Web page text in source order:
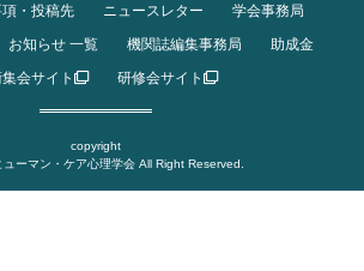
・投稿先
ニュースレター
学会事務局
お知らせ 一覧 機関誌編集事務局
助成金
会サイト
研修会サイト
copyright
ューマン・ケア心理学会 All Right Reserved.